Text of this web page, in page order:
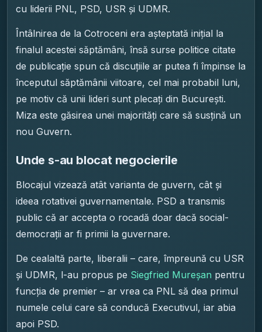
cu liderii PNL, PSD, USR și UDMR.
Întâlnirea de la Cotroceni era așteptată inițial la
finalul acestei săptămâni, însă surse politice citate
de publicație spun că discuțiile ar putea fi împinse la
începutul săptămânii viitoare, cel mai probabil luni,
pe motiv că unii lideri sunt plecați din București.
Miza este găsirea unei majorități care să susțină un
nou Guvern.
Unde s-au blocat negocierile
Blocajul vizează atât varianta de guvern, cât și
ideea rotativei guvernamentale. PSD a transmis
public că ar accepta o rocadă doar dacă social-
democrații ar fi primii la guvernare.
De cealaltă parte, liberalii – care, împreună cu USR
și UDMR, l-au propus pe Siegfried Mureșan pentru
funcția de premier – ar vrea ca PNL să dea primul
numele celui care să conducă Executivul, iar abia
apoi PSD.